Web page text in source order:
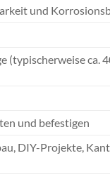
und
ca.
und befestigen
DIY-Projekte,